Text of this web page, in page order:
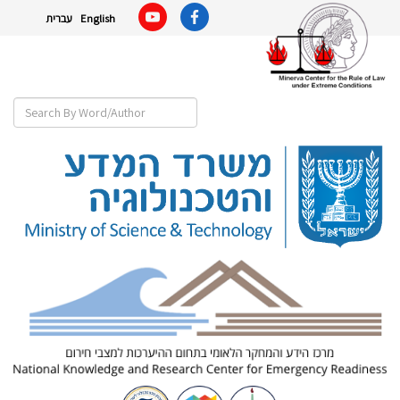
עברית English